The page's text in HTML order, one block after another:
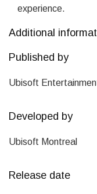
experience.
Additional
Published by
Ubisoft
Developed by
Ubisoft Montreal
Release date